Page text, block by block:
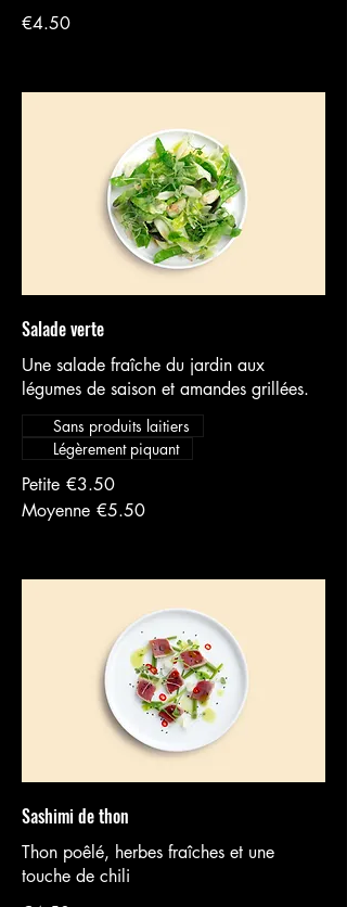
€4.50
Salade verte
Une salade fraîche du jardin aux
légumes de saison et amandes grillées.
Petite €3.50
Moyenne €5.50
Sans produits laitiers
Légèrement piquant
Sashimi de thon
Thon poêlé, herbes fraîches et une
touche de chili